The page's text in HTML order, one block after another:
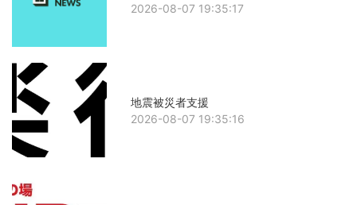
2026-08-07 19:35:17
地震被災者支援
2026-08-07 19:35:16